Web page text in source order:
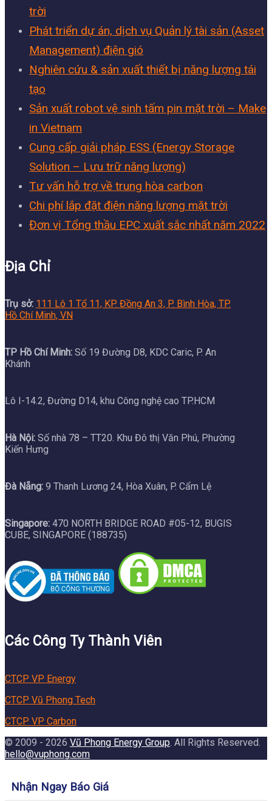
trời
Phát triển dự án, dịch vụ Quản lý tài sản (Asset
Management) điện gió
Nghiên cứu & sản xuất thiết bị năng lượng tái
tạo
Sản xuất robot vệ sinh tấm pin mặt trời – Make
in Vietnam
Cung cấp giải pháp ESS (Energy Storage
Solution – Lưu trữ năng lượng)
Tư vấn hỗ trợ về trung hòa carbon
Chi phí lắp đặt điện năng lượng mặt trời
Đơn vị Tổng thầu EPC xuất sắc nhất năm 2022
Địa Chỉ
Trụ sở: 111 Lô 1 Tổ 11, KP. Đồng An 3, P. Bình Hòa, TP.
Hồ Chí Minh, VN
TP Hồ Chí Minh: Số 19 Đường D8, KDC Caric, P. An
Khánh
Lô I-14.2, Đường D14, khu Công nghệ cao TP.HCM
Hà Nội: Số nhà 78 – TT20. Khu Đô thị Văn Phú, Phường
Kiến Hưng
Đà Nẵng: 9 Thanh Lương 24, Hòa Xuân, P. Cẩm Lệ
Singapore: 470 NORTH BRIDGE ROAD #05-12, BUGIS
CUBE, SINGAPORE (188735)
Các Công Ty Thành Viên
CTCP VP Energy
CTCP Vũ Phong Tech
CTCP VP Carbon
© 2009 - 2026 Vũ Phong Energy Group . All Rights Reserved.
hello@vuphong.com
Nhận Ngay Báo Giá